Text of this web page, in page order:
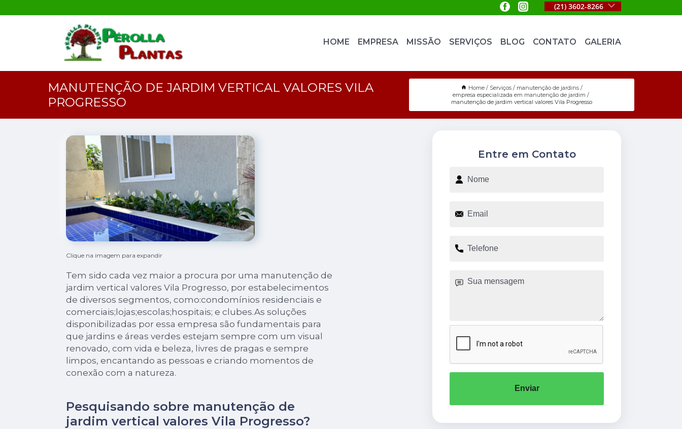
(21) 3602-8266
HOME EMPRESA MISSÃO SERVIÇOS BLOG CONTATO GALERIA
MANUTENÇÃO DE JARDIM VERTICAL VALORES VILA
PROGRESSO
Home Serviços
manutenção de jardins
empresa especializada em manutenção de jardim
manutenção de jardim vertical valores Vila Progresso
Clique na imagem para expandir
Tem sido cada vez maior a procura por uma manutenção de
jardim vertical valores Vila Progresso, por estabelecimentos
de diversos segmentos, como:condomínios residenciais e
comerciais;lojas;escolas;hospitais; e clubes.As soluções
disponibilizadas por essa empresa são fundamentais para
que jardins e áreas verdes estejam sempre com um visual
renovado, com vida e beleza, livres de pragas e sempre
limpos, encantando as pessoas e criando momentos de
conexão com a natureza.
Pesquisando sobre manutenção de
jardim vertical valores Vila Progresso?
Entre em Contato
Enviar